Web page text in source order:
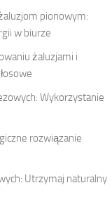
pionowym:
w biurze
żaluzjami i
Wykorzystanie
rozwiązanie
Utrzymaj naturalny